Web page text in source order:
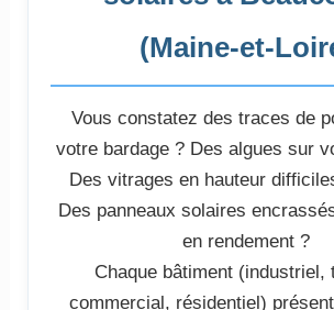
(Maine-et-
Vous constatez des traces de
votre bardage ? Des algues sur
Des vitrages en hauteur
Des panneaux solaires
en rendement ?
Chaque bâtiment (industriel,
commercial, résidentiel)